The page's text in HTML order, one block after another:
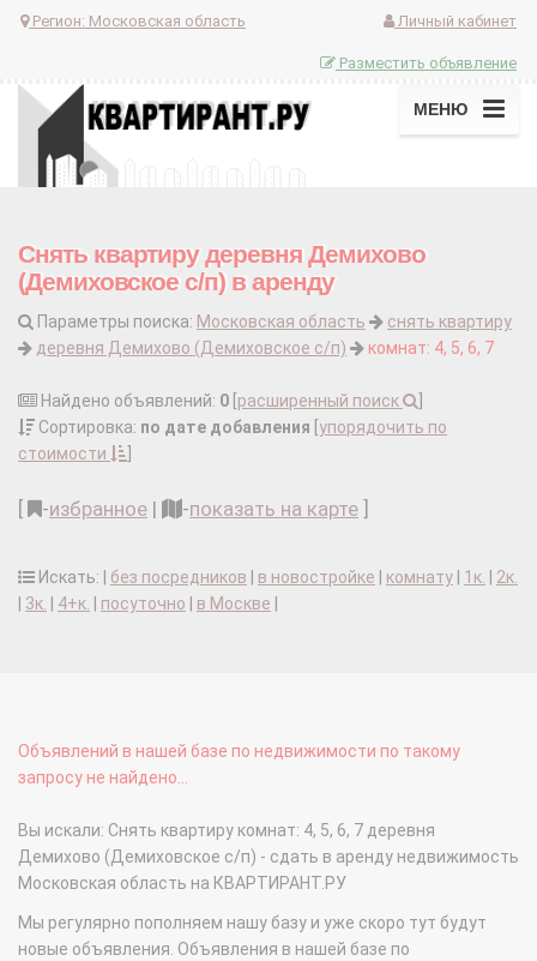
Регион: Московская область Личный кабинет
Разместить объявление
МЕНЮ
Снять квартиру деревня Демихово
(Демиховское с/п) в аренду
Параметры поиска: Московская область
снять квартиру
деревня Демихово (Демиховское с/п)
комнат: 4, 5, 6, 7
Найдено объявлений: 0 расширенный поиск
Сортировка: по дате добавления упорядочить по
стоимости
-избранное | -показать на карте
Искать: | без посредников в новостройке комнату 1к.
2к.
3к. 4+к. посуточно в Москве
Объявлений в нашей базе по недвижимости по такому
запросу не найдено...
Вы искали: Снять квартиру комнат: 4, 5, 6, 7 деревня
Демихово (Демиховское с/п) - сдать в аренду недвижимость
Московская область на КВАРТИРАНТ.РУ
Мы регулярно пополняем нашу базу и уже скоро тут будут
новые объявления. Объявления в нашей базе по